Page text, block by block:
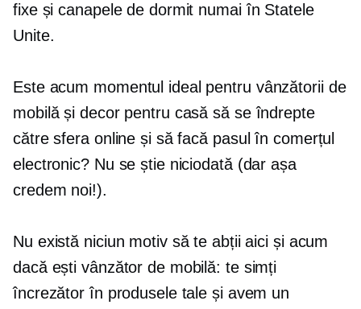
fixe și canapele de dormit numai în Statele
Unite.
Este acum momentul ideal pentru vânzătorii de
mobilă și decor pentru casă să se îndrepte
către sfera online și să facă pasul în comerțul
electronic? Nu se știe niciodată (dar așa
credem noi!).
Nu există niciun motiv să te abții aici și acum
dacă ești vânzător de mobilă: te simți
încrezător în produsele tale și avem un